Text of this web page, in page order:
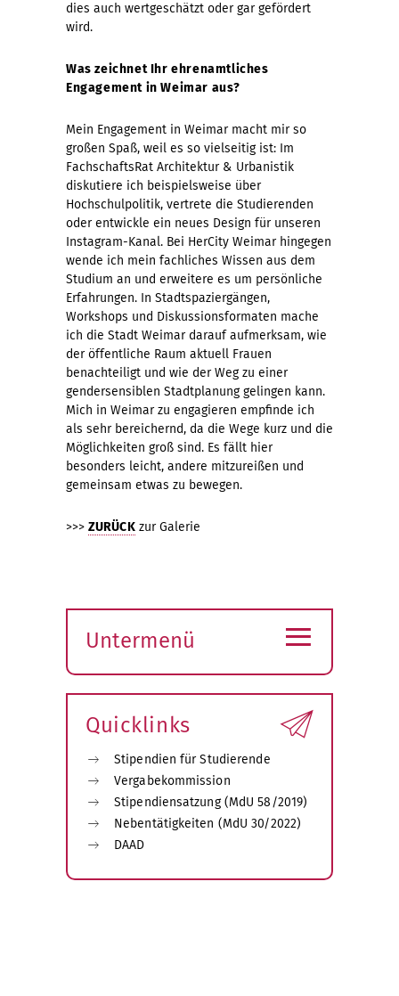
dies auch wertgeschätzt oder gar gefördert
wird.
Was zeichnet Ihr ehrenamtliches
Engagement in Weimar aus?
Mein Engagement in Weimar macht mir so
großen Spaß, weil es so vielseitig ist: Im
FachschaftsRat Architektur & Urbanistik
diskutiere ich beispielsweise über
Hochschulpolitik, vertrete die Studierenden
oder entwickle ein neues Design für unseren
Instagram-Kanal. Bei HerCity Weimar hingegen
wende ich mein fachliches Wissen aus dem
Studium an und erweitere es um persönliche
Erfahrungen. In Stadtspaziergängen,
Workshops und Diskussionsformaten mache
ich die Stadt Weimar darauf aufmerksam, wie
der öffentliche Raum aktuell Frauen
benachteiligt und wie der Weg zu einer
gendersensiblen Stadtplanung gelingen kann.
Mich in Weimar zu engagieren empfinde ich
als sehr bereichernd, da die Wege kurz und die
Möglichkeiten groß sind. Es fällt hier
besonders leicht, andere mitzureißen und
gemeinsam etwas zu bewegen.
>>> ZURÜCKzur Galerie
Untermenü
öffnen
≡
Quicklinks
Stipendien für Studierende
Vergabekommission
Stipendiensatzung (MdU 58/2019)
Nebentätigkeiten (MdU 30/2022)
DAAD